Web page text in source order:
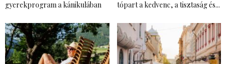
gyerekprogram a kánikulában
tópart a kedvenc, a tisztaság és...